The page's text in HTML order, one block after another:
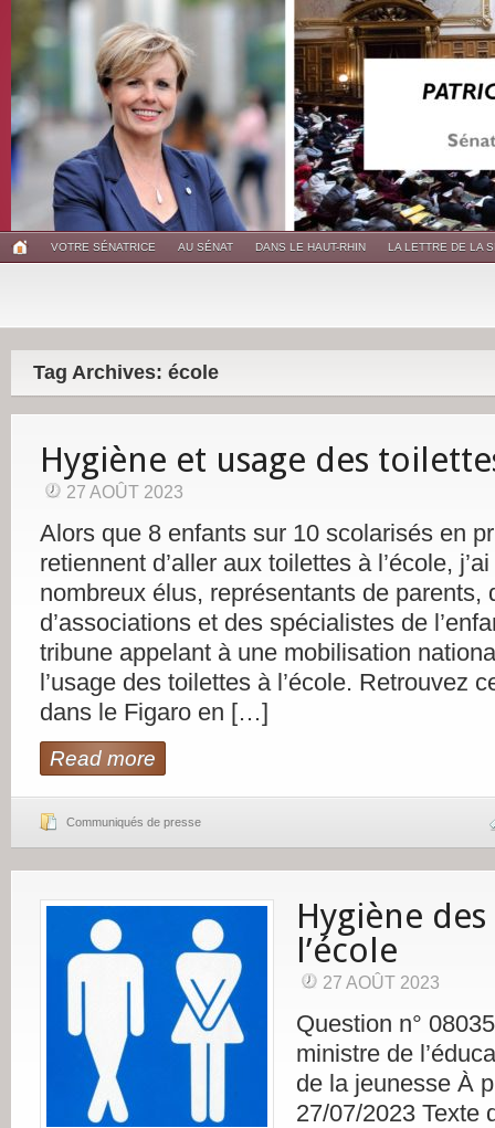
VOTRE SÉNATRICE AU SÉNAT DANS LE HAUT-RHIN LA LETTRE DE LA
Tag Archives: école
Hygiène et usage des
27 AOÛT 2023
Alors que 8 enfants sur 10 scolarisés en
retiennent d’aller aux toilettes à l’école,
nombreux élus, représentants de parents,
d’associations et des spécialistes de
tribune appelant à une mobilisation
l’usage des toilettes à l’école. Retrouvez
dans le Figaro en […]
Read more
Communiqués de presse
Hygiène
l’école
27 AOÛT 2023
Question n°
ministre de
de la jeunesse À
27/07/2023 Texte